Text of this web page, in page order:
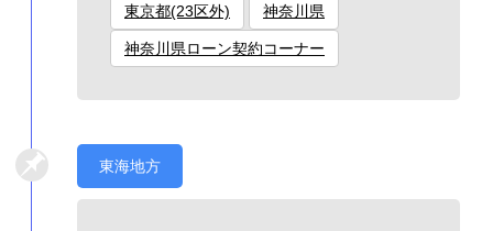
東京都(23区外) 神奈川県
神奈川県ローン契約コーナー
東海地方